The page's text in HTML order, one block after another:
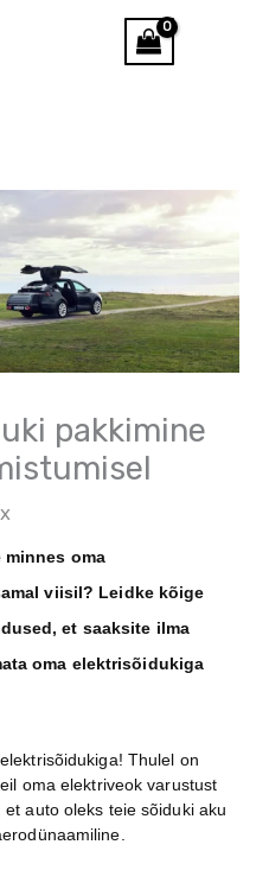
pakkimine
oma
viisil? Leidke kõige
et saaksite ilma
oma elektrisõidukiga
Thulel on
oma elektriveok varustust
auto oleks teie sõiduki aku